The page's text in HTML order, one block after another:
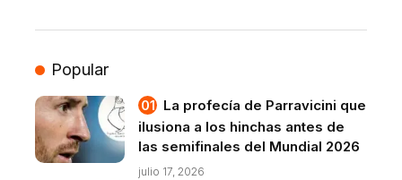
Popular
La profecía de Parravicini que
ilusiona a los hinchas antes de
las semifinales del Mundial 2026
julio 17, 2026